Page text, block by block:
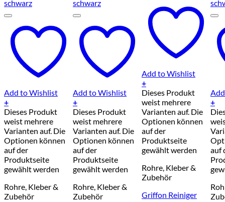
Add to Wishlist
+
Dieses Produkt
weist mehrere
Varianten auf. Die
Optionen können
auf der
Produktseite
gewählt werden
Rohre, Kleber &
Zubehör
Add to Wishlist
+
Dieses Produkt
weist mehrere
Varianten auf. Die
Optionen können
auf der
Produktseite
gewählt werden
Rohre, Kleber &
Zubehör
Add to Wishlist
+
Dieses Produkt
weist mehrere
Varianten auf. Die
Optionen können
auf der
Produktseite
gewählt werden
Rohre, Kleber &
Zubehör
Griffon Reiniger
+
auf